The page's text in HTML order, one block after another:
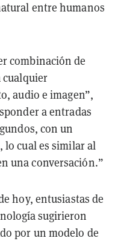
entre humanos
combinación de
cualquier
audio e imagen”,
a entradas
con un
lo cual es similar al
una conversación.”
hoy, entusiastas de
sugirieron
por un modelo de